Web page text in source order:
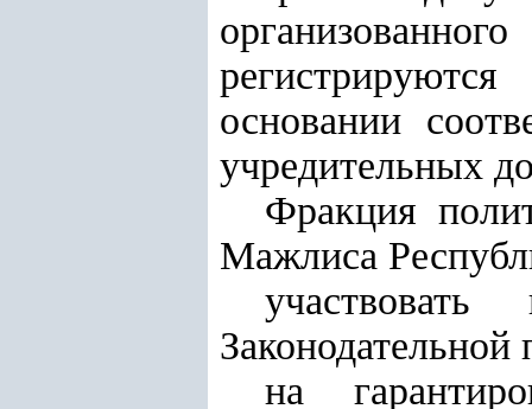
основании
учредительных
Фракция
Мажлиса
Законодательной
на